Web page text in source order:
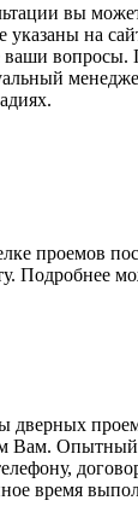
вы
указаны на
вопросы.
проемов
Подробнее
дверных
Вам. Опытный
время